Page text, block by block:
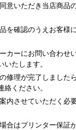
意いただき当店商品
を確認のうえお客様
カーにお問い合わせ
いたします。
修理が完了しました
ください。
内させていただく必
合はプリンター保証